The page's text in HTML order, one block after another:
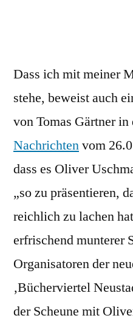
Dass ich mit meiner
stehe, beweist auch
von Tomas Gärtner in
Nachrichtenvom
dass es Oliver
„so zu präsentieren,
reichlich zu lachen
erfrischend munterer
Organisatoren der
‚Bücherviertel
der Scheune mit